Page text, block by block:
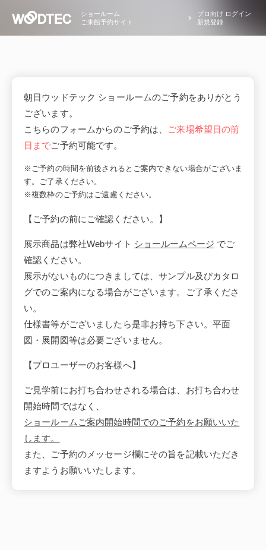
ショールーム
ご来館予約サイト
プロ向け ログイン
新規登録
朝日ウッドテック ショールームのご予約をありがとう
ございます。
こちらのフォームからのご予約は、
ご来場希望日の前
日までご予約可能です。
※ご予約の時間を前後されるとご案内できない場合がございま
す。ご了承ください。
※複数枠のご予約はご遠慮ください。
【ご予約の前にご確認ください。】
展示商品は弊社Webサイト ショールームページ でご
確認ください。
展示がないものにつきましては、サンプル及びカタロ
グでのご案内になる場合がございます。ご了承くださ
い。
仕様書等がございましたら是非お持ち下さい。平面
図・展開図等は必要ございません。
【プロユーザーのお客様へ】
ご見学前にお打ち合わせされる場合は、お打ち合わせ
開始時間ではなく、
ショールームご案内開始時間でのご予約をお願いいた
します。
また、ご予約のメッセージ欄にその旨を記載いただき
ますようお願いいたします。